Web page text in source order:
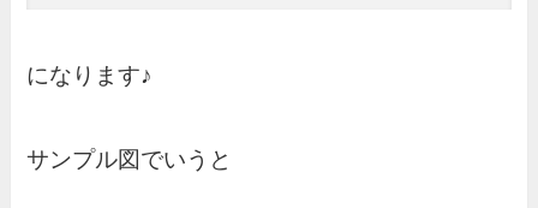
になります♪
サンプル図でいうと